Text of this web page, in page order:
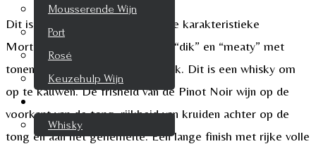
Mousserende Wijn
Port
Rosé
Keuzehulp Wijn
Whisky
Dit is een echte Mortlach met de karakteristieke
Mortlach aroma’s. Het aroma is “dik” en “meaty” met
tonen van kruiden, leer en vloerlak. Dit is een whisky om
op te kauwen. De frisheid van de Pinot Noir wijn op de
voorkant van de tong, rijkheid van kruiden achter op de
tong en aan het gehemelte. Een lange finish met rijke volle